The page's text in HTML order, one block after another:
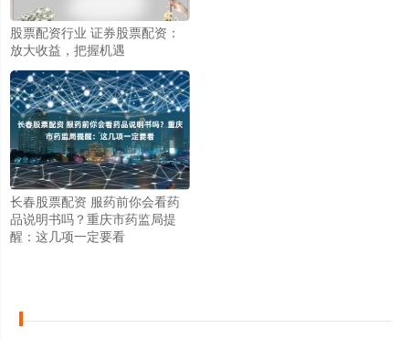
股票配资行业 证券股票配资：
放大收益，把握机遇
长春股票配资 服药前你会看药
品说明书吗？重庆市药监局提
醒：这几项一定要看